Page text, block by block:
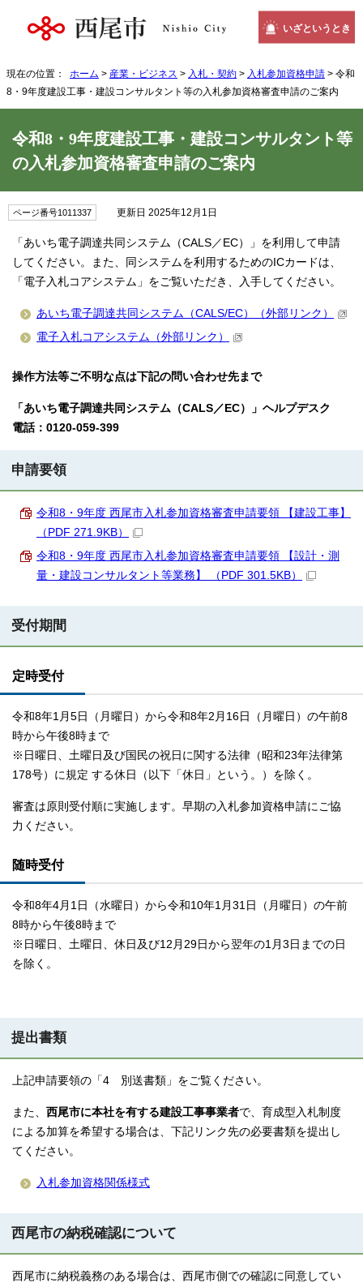
いざというとき
現在の位置： ホーム > 産業・ビジネス > 入札・契約 > 入札参加資格申請 > 令和
8・9年度建設工事・建設コンサルタント等の入札参加資格審査申請のご案内
令和8・9年度建設工事・建設コンサルタント等
の入札参加資格審査申請のご案内
ページ番号1011337 更新日 2025年12月1日
「あいち電子調達共同システム（CALS／EC）」を利用して申請
してください。また、同システムを利用するためのICカードは、
「電子入札コアシステム」をご覧いただき、入手してください。
あいち電子調達共同システム（CALS/EC）（外部リンク）
電子入札コアシステム（外部リンク）
操作方法等ご不明な点は下記の問い合わせ先まで
「あいち電子調達共同システム（CALS／EC）」ヘルプデスク
電話：0120-059-399
申請要領
令和8・9年度 西尾市入札参加資格審査申請要領 【建設工事】
（PDF 271.9KB）
令和8・9年度 西尾市入札参加資格審査申請要領 【設計・測
量・建設コンサルタント等業務】 （PDF 301.5KB）
受付期間
定時受付
令和8年1月5日（月曜日）から令和8年2月16日（月曜日）の午前8
時から午後8時まで
※日曜日、土曜日及び国民の祝日に関する法律（昭和23年法律第
178号）に規定 する休日（以下「休日」という。）を除く。
審査は原則受付順に実施します。早期の入札参加資格申請にご協
力ください。
随時受付
令和8年4月1日（水曜日）から令和10年1月31日（月曜日）の午前
8時から午後8時まで
※日曜日、土曜日、休日及び12月29日から翌年の1月3日までの日
を除く。
提出書類
上記申請要領の「4 別送書類」をご覧ください。
また、 西尾市に本社を有する建設工事事業者で、育成型入札制度
による加算を希望する場合は、下記リンク先の必要書類を提出し
てください。
入札参加資格関係様式
西尾市の納税確認について
西尾市に納税義務のある場合は、西尾市側での確認に同意してい